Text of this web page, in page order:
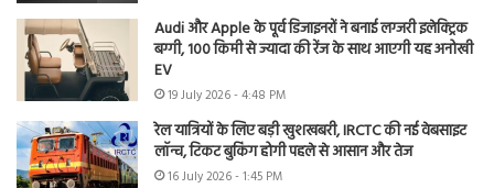
Audi और Apple के पूर्व डिजाइनरों ने बनाई लग्जरी इलेक्ट्रिक
बग्गी, 100 किमी से ज्यादा की रेंज के साथ आएगी यह अनोखी
EV
19 July 2026 - 4:48 PM
रेल यात्रियों के लिए बड़ी खुशखबरी, IRCTC की नई वेबसाइट
लॉन्च, टिकट बुकिंग होगी पहले से आसान और तेज
16 July 2026 - 1:45 PM